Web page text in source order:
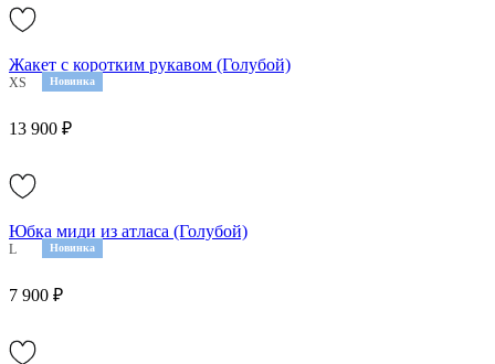
Новинка
Жакет с коротким рукавом (Голубой)
XS S M
13 900 ₽
Новинка
Юбка миди из атласа (Голубой)
L
7 900 ₽